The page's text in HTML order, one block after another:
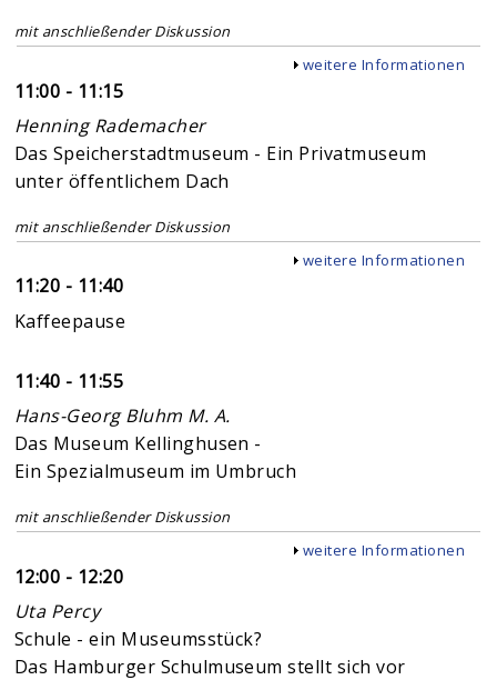
mit anschließender Diskussion
Anzeigen
weitere Informationen
11:00 - 11:15
Henning Rademacher
Das Speicherstadtmuseum - Ein Privatmuseum
unter öffentlichem Dach
mit anschließender Diskussion
Anzeigen
weitere Informationen
11:20 - 11:40
Kaffeepause
11:40 - 11:55
Hans-Georg Bluhm M. A.
Das Museum Kellinghusen -
Ein Spezialmuseum im Umbruch
mit anschließender Diskussion
Anzeigen
weitere Informationen
12:00 - 12:20
Uta Percy
Schule - ein Museumsstück?
Das Hamburger Schulmuseum stellt sich vor